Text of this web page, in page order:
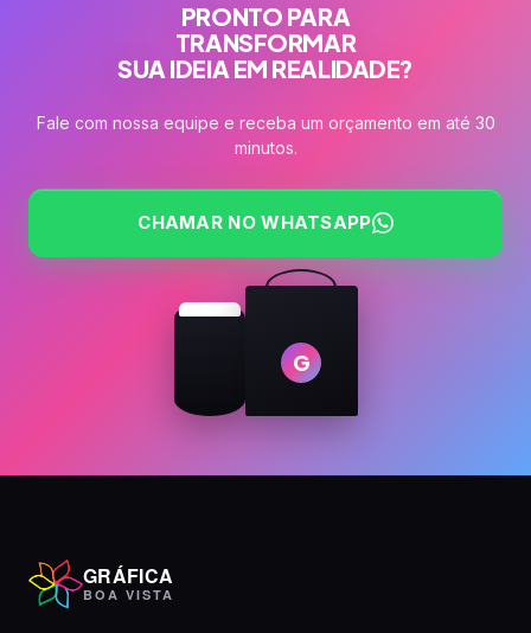
PRONTO PARA
TRANSFORMAR
SUA IDEIA EM REALIDADE?
Fale com nossa equipe e receba um orçamento em até 30
minutos.
CHAMAR NO WHATSAPP
G
GRÁFICA
BOA VISTA